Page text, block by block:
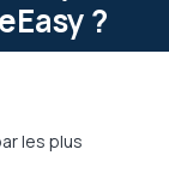
?
les plus